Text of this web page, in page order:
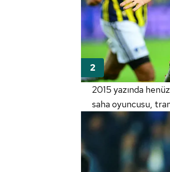
2015 yazında
saha oyuncusu,